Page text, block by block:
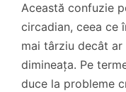
Această confuzie
circadian, ceea ce
mai târziu decât
dimineața. Pe
duce la probleme